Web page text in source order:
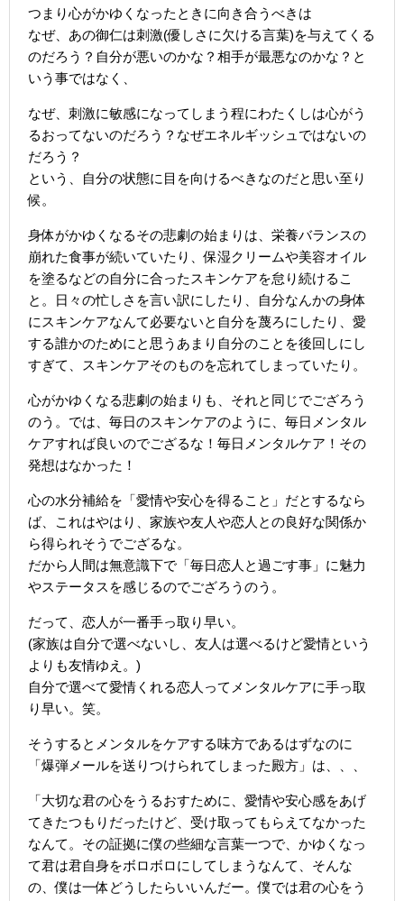
つまり心がかゆくなったときに向き合うべきは
なぜ、あの御仁は刺激(優しさに欠ける言葉)を与えてくる
のだろう？自分が悪いのかな？相手が最悪なのかな？と
いう事ではなく、
なぜ、刺激に敏感になってしまう程にわたくしは心がう
るおってないのだろう？なぜエネルギッシュではないの
だろう？
という、自分の状態に目を向けるべきなのだと思い至り
候。
身体がかゆくなるその悲劇の始まりは、栄養バランスの
崩れた食事が続いていたり、保湿クリームや美容オイル
を塗るなどの自分に合ったスキンケアを怠り続けるこ
と。日々の忙しさを言い訳にしたり、自分なんかの身体
にスキンケアなんて必要ないと自分を蔑ろにしたり、愛
する誰かのためにと思うあまり自分のことを後回しにし
すぎて、スキンケアそのものを忘れてしまっていたり。
心がかゆくなる悲劇の始まりも、それと同じでござろう
のう。では、毎日のスキンケアのように、毎日メンタル
ケアすれば良いのでござるな！毎日メンタルケア！その
発想はなかった！
心の水分補給を「愛情や安心を得ること」だとするなら
ば、これはやはり、家族や友人や恋人との良好な関係か
ら得られそうでござるな。
だから人間は無意識下で「毎日恋人と過ごす事」に魅力
やステータスを感じるのでござろうのう。
だって、恋人が一番手っ取り早い。
(家族は自分で選べないし、友人は選べるけど愛情という
よりも友情ゆえ。)
自分で選べて愛情くれる恋人ってメンタルケアに手っ取
り早い。笑。
そうするとメンタルをケアする味方であるはずなのに
「爆弾メールを送りつけられてしまった殿方」は、、、
「大切な君の心をうるおすために、愛情や安心感をあげ
てきたつもりだったけど、受け取ってもらえてなかった
なんて。その証拠に僕の些細な言葉一つで、かゆくなっ
て君は君自身をボロボロにしてしまうなんて、そんな
の、僕は一体どうしたらいいんだー。僕では君の心をう